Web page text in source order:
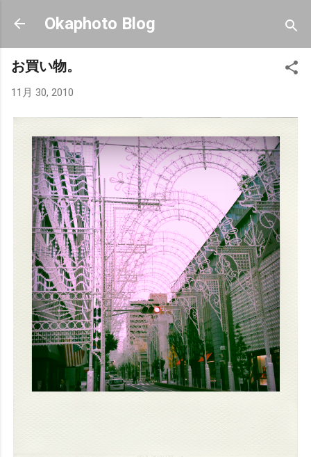
スキップしてメイン コンテンツに移動
Okaphoto Blog
お買い物。
11月 30, 2010